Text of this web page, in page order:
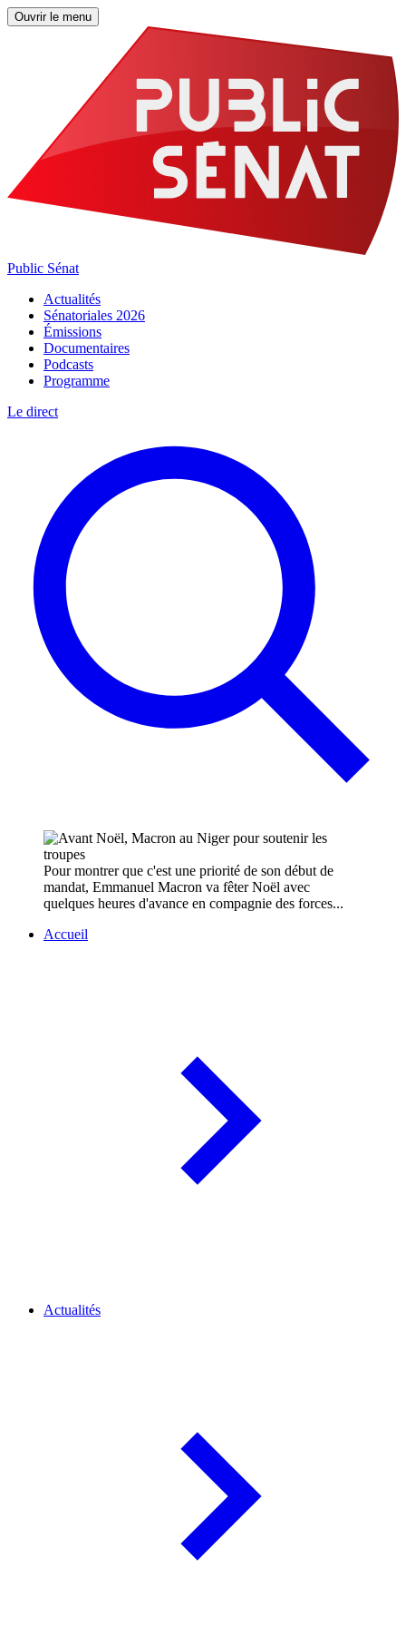
Ouvrir le menu
Public Sénat
Actualités
Sénatoriales 2026
Émissions
Documentaires
Podcasts
Programme
Le direct
Pour montrer que c'est une priorité de son début de
mandat, Emmanuel Macron va fêter Noël avec
quelques heures d'avance en compagnie des forces...
Accueil
Actualités